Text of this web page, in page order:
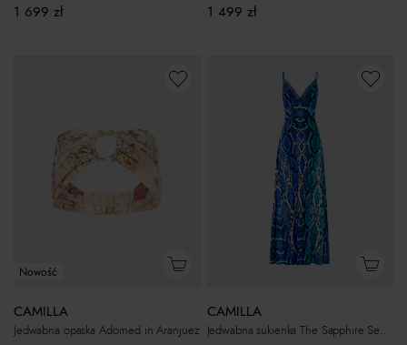
1 699 zł 1 499 zł
Nowość
CAMILLA
Jedwabna opaska Adorned in Aranjuez
CAMILLA
Jedwabna sukienka The Sapphire Serpent